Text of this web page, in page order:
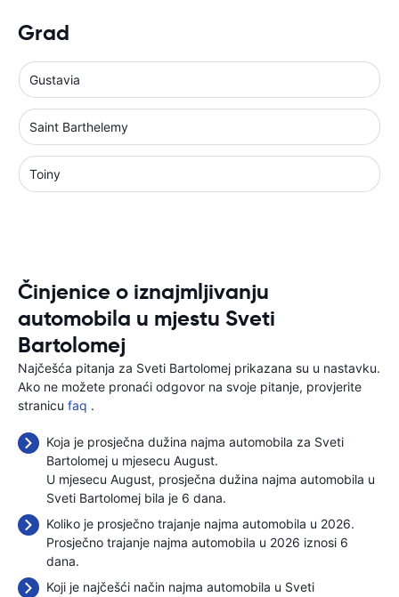
Grad
Gustavia
Saint Barthelemy
Toiny
Činjenice o iznajmljivanju
automobila u mjestu Sveti
Bartolomej
Najčešća pitanja za Sveti Bartolomej prikazana su u nastavku.
Ako ne možete pronaći odgovor na svoje pitanje, provjerite
stranicu faq .
Koja je prosječna dužina najma automobila za Sveti
Bartolomej u mjesecu August.
U mjesecu August, prosječna dužina najma automobila u
Sveti Bartolomej bila je 6 dana.
Koliko je prosječno trajanje najma automobila u 2026.
Prosječno trajanje najma automobila u 2026 iznosi 6
dana.
Koji je najčešći način najma automobila u Sveti